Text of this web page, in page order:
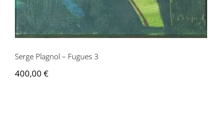
Serge Plagnol – Fugues 3
400,00 €